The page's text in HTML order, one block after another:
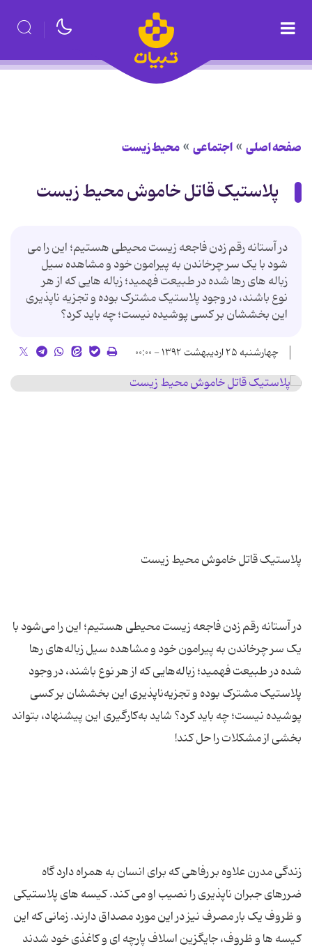
صفحه اصلی اجتماعی محیط زیست
پلاستیک قاتل خاموش محیط زیست
در آستانه رقم زدن فاجعه زیست محیطی هستیم؛ این را می
شود با یک سر چرخاندن به پیرامون خود و مشاهده سیل
زباله های رها شده در طبیعت فهمید؛ زباله هایی که از هر
نوع باشند، در وجود پلاستیک مشترک بوده و تجزیه ناپذیری
این بخششان بر کسی پوشیده نیست؛ چه باید کرد؟
چهارشنبه ۲۵ اردیبهشت ۱۳۹۲ - ۰۰:۰۰
در آستانه رقم زدن فاجعه زیست محیطی هستیم؛ این را می‌شود با
یک سر چرخاندن به پیرامون خود و مشاهده سیل زباله‌های‌‌ رها
شده در طبیعت فهمید؛ زباله‌هایی که از هر نوع باشند، در وجود
پلاستیک مشترک بوده و تجزیه‌ناپذیری این بخششان بر کسی
پوشیده نیست؛ چه باید کرد؟ شاید به‌کار‌گیری این پیشنهاد، بتواند
زندگی مدرن علاوه بر رفاهی که برای انسان به همراه دارد گاه
ضررهای جبران ناپذیری را نصیب او می کند. کیسه های پلاستیکی
و ظروف یک بار مصرف نیز در این مورد مصداق دارند. زمانی که این
کیسه ها و ظروف، جایگزین اسلاف پارچه ای و کاغذی خود شدند